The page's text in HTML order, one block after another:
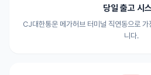
당일 출고 시
CJ대한통운 메가허브 터미널 직연동으로
니다.